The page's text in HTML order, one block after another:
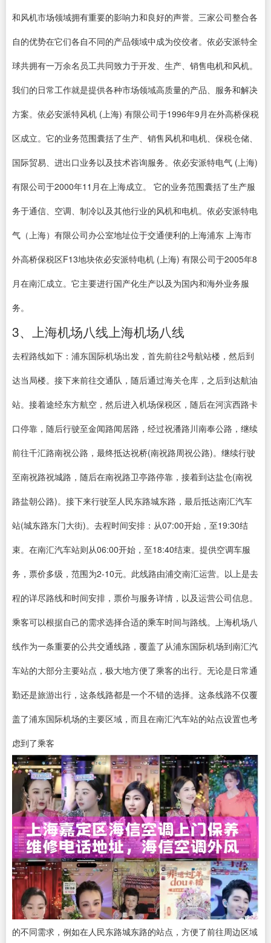
和风机市场领域拥有重要的影响力和良好的声誉。三家公司整合各
自的优势在它们各自不同的产品领域中成为佼佼者。依必安派特全
球共拥有一万余名员工共同致力于开发、生产、销售电机和风机。
我们的日常工作就是提供各种市场领域高质量的产品、服务和解决
方案。依必安派特风机 (上海) 有限公司于1996年9月在外高桥保税
区成立。它的业务范围囊括了生产、销售风机和电机、保税仓储、
国际贸易、进出口业务以及技术咨询服务。依必安派特电气 (上海)
有限公司于2000年11月在上海成立。 它的业务范围囊括了生产服
务于通信、空调、制冷以及其他行业的风机和电机。依必安派特电
气（上海）有限公司办公室地址位于交通便利的上海浦东 上海市
外高桥保税区F13地块依必安派特电机 (上海) 有限公司于2005年8
月在南汇成立。它主要进行国产化生产以及为国内和海外业务服
务。
3、上海机场八线上海机场八线
去程路线如下：浦东国际机场出发，首先前往2号航站楼，然后到
达当局楼。接下来前往交通队，随后通过海关仓库，之后到达航油
站。接着途经东方航空，然后进入机场保税区，随后在河滨西路卡
口停靠，随后行驶至金闻路闻居路，经过祝潘路川南奉公路，继续
前往千汇路南祝公路，最终抵达祝桥(南祝路周祝公路)。继续行驶
至南祝路祝城路，随后在南祝路卫亭路停靠，接着到达盐仓(南祝
路盐朝公路)。接下来行驶至人民东路城东路，最后抵达南汇汽车
站(城东路东门大街)。去程时间安排：从07:00开始，至19:30结
束。在南汇汽车站则从06:00开始，至18:40结束。提供空调车服
务，票价多级，范围为2-10元。此线路由浦交南汇运营。以上是去
程的详尽路线和时间安排，票价与服务详情，以及运营公司信息。
乘客可以根据自己的需求选择合适的乘车时间与路线。上海机场八
线作为一条重要的公共交通线路，覆盖了从浦东国际机场到南汇汽
车站的大部分主要站点，极大地方便了乘客的出行。无论是日常通
勤还是旅游出行，这条线路都是一个不错的选择。这条线路不仅覆
盖了浦东国际机场的主要区域，而且在南汇汽车站的站点设置也考
虑到了乘客
的不同需求，例如在人民东路城东路的站点，方便了前往周边区域